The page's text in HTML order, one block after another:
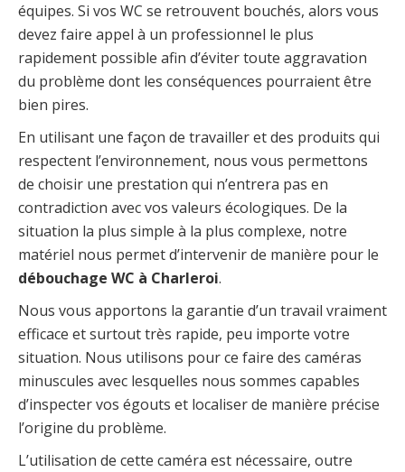
équipes. Si vos WC se retrouvent bouchés, alors vous
devez faire appel à un professionnel le plus
rapidement possible afin d’éviter toute aggravation
du problème dont les conséquences pourraient être
bien pires.
En utilisant une façon de travailler et des produits qui
respectent l’environnement, nous vous permettons
de choisir une prestation qui n’entrera pas en
contradiction avec vos valeurs écologiques. De la
situation la plus simple à la plus complexe, notre
matériel nous permet d’intervenir de manière pour le
débouchage WC à Charleroi.
Nous vous apportons la garantie d’un travail vraiment
efficace et surtout très rapide, peu importe votre
situation. Nous utilisons pour ce faire des caméras
minuscules avec lesquelles nous sommes capables
d’inspecter vos égouts et localiser de manière précise
l’origine du problème.
L’utilisation de cette caméra est nécessaire, outre